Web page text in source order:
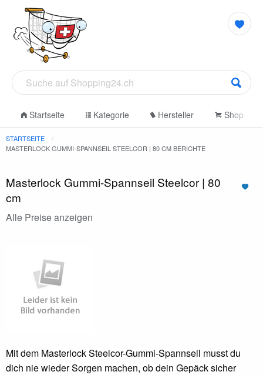
Startseite Kategorie Hersteller Shop
STARTSEITE
MASTERLOCK GUMMI-SPANNSEIL STEELCOR | 80 CM BERICHTE
Masterlock Gummi-Spannseil Steelcor | 80
cm
Alle Preise anzeigen
Mit dem Masterlock Steelcor-Gummi-Spannseil musst du
dich nie wieder Sorgen machen, ob dein Gepäck sicher